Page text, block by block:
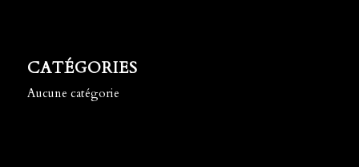
CATÉGORIES
Aucune catégorie